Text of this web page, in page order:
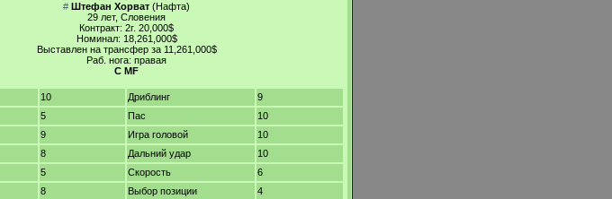
# Штефан Хорват (Нафта)
29 лет, Словения
Контракт: 2г. 20,000$
Номинал: 18,261,000$
Выставлен на трансфер за 11,261,000$
Раб. нога: правая
C MF
10 Дриблинг
9
5 Пас
10
9 Игра головой
10
8 Дальний удар
10
5 Скорость
6
8 Выбор позиции
4